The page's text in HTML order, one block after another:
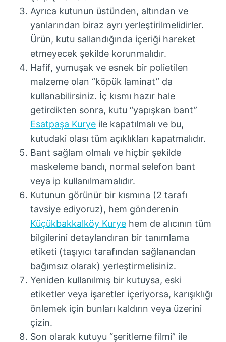
Ayrıca kutunun üstünden, altından ve
yanlarından biraz ayrı yerleştirilmelidirler.
Ürün, kutu sallandığında içeriği hareket
etmeyecek şekilde korunmalıdır.
Hafif, yumuşak ve esnek bir polietilen
malzeme olan “köpük laminat” da
kullanabilirsiniz. İç kısmı hazır hale
getirdikten sonra, kutu “yapışkan bant”
Esatpaşa Kurye ile kapatılmalı ve bu,
kutudaki olası tüm açıklıkları kapatmalıdır.
Bant sağlam olmalı ve hiçbir şekilde
maskeleme bandı, normal selefon bant
veya ip kullanılmamalıdır.
Kutunun görünür bir kısmına (2 tarafı
tavsiye ediyoruz), hem gönderenin
Küçükbakkalköy Kurye hem de alıcının tüm
bilgilerini detaylandıran bir tanımlama
etiketi (taşıyıcı tarafından sağlanandan
bağımsız olarak) yerleştirmelisiniz.
Yeniden kullanılmış bir kutuysa, eski
etiketler veya işaretler içeriyorsa, karışıklığı
önlemek için bunları kaldırın veya üzerini
çizin.
Son olarak kutuyu “şeritleme filmi” ile